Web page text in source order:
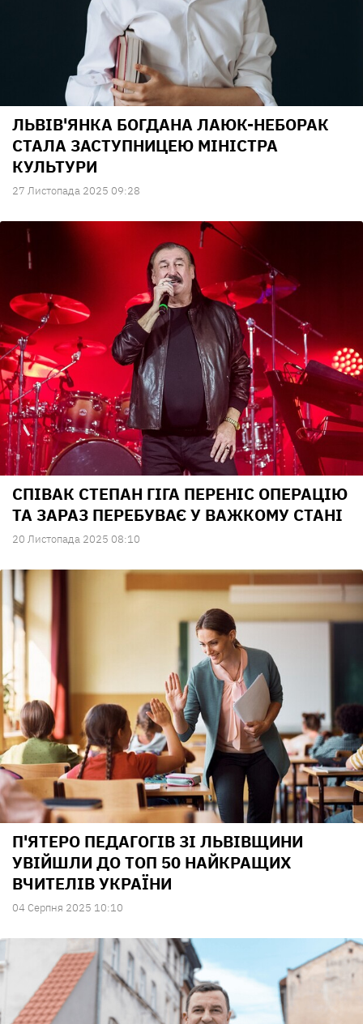
ЛЬВІВ'ЯНКА БОГДАНА ЛАЮК-НЕБОРАК
СТАЛА ЗАСТУПНИЦЕЮ МІНІСТРА
КУЛЬТУРИ
27 Листопада 2025 09:28
СПІВАК СТЕПАН ГІГА ПЕРЕНІС ОПЕРАЦІЮ
ТА ЗАРАЗ ПЕРЕБУВАЄ У ВАЖКОМУ СТАНІ
20 Листопада 2025 08:10
П'ЯТЕРО ПЕДАГОГІВ ЗІ ЛЬВІВЩИНИ
УВІЙШЛИ ДО ТОП 50 НАЙКРАЩИХ
ВЧИТЕЛІВ УКРАЇНИ
04 Серпня 2025 10:10